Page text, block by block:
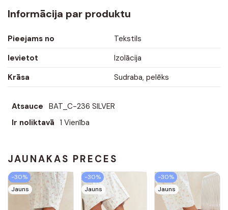
Informācija par produktu
Pieejams no
Tekstils
Ievietot
Izolācija
Krāsa
Sudraba, pelēks
Atsauce BAT_C-236 SILVER
Ir noliktavā 1 Vienība
JAUNĀKĀS PRECES
-30%
Jauns
-30%
Jauns
-30%
Jauns